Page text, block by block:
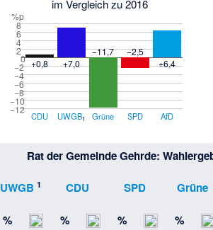
im Vergleich zu 2016
%p
8
6
4
2
0
−2
−4
−6
−8
−10
−12
+0,8 +7,0
−11,7
−2,5
+6,4
CDU UWGB1 Grüne SPD AfD
Rat der Gemeinde Gehrde:
UWGB 1 CDU SPD Grüne
% % % %